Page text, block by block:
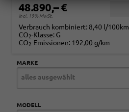
48.890,– €
incl. 19% MwSt.
Verbrauch kombiniert: 8,40 l/100km
CO2-Klasse: G
CO2-Emissionen: 192,00 g/km
MARKE
alles ausgewählt
MODELL